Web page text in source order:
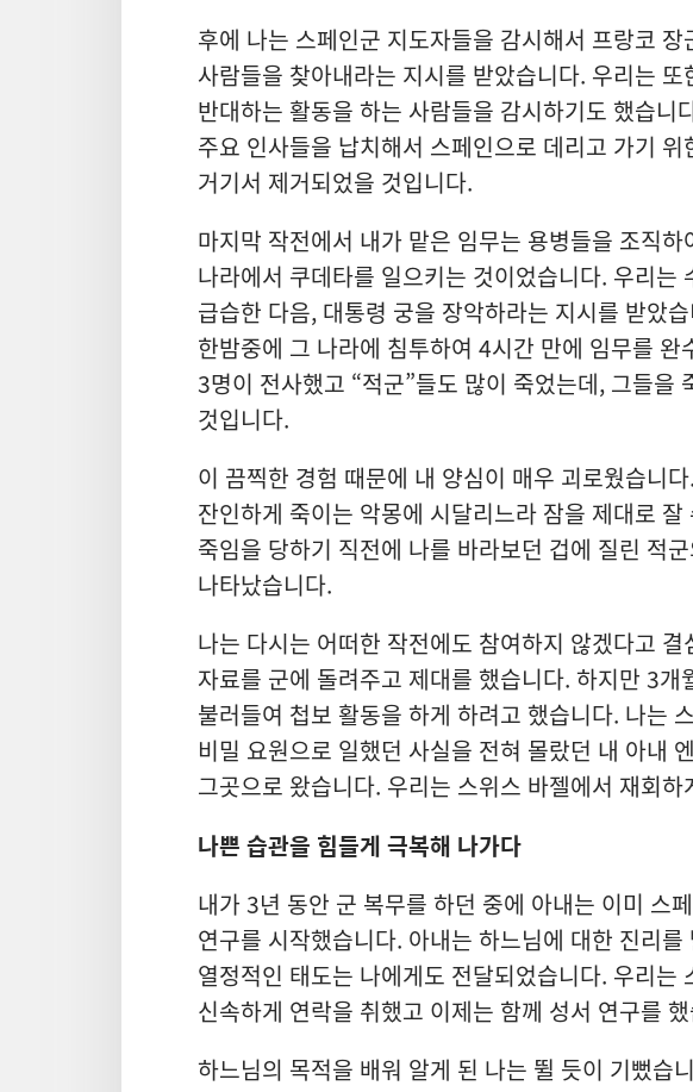
후에 나는 스페인군 지도자들을 감시해서 프랑코
사람들을 찾아내라는 지시를 받았습니다. 우리는
반대하는 활동을 하는 사람들을 감시하기도 했습니
주요 인사들을 납치해서 스페인으로 데리고 가기
거기서 제거되었을 것입니다.
마지막 작전에서 내가 맡은 임무는 용병들을 조직
나라에서 쿠데타를 일으키는 것이었습니다. 우리는
급습한 다음, 대통령 궁을 장악하라는 지시를 받았
한밤중에 그 나라에 침투하여 4시간 만에 임무를 완
3명이 전사했고 “적군”들도 많이 죽었는데, 그들을
것입니다.
이 끔찍한 경험 때문에 내 양심이 매우 괴로웠습니
잔인하게 죽이는 악몽에 시달리느라 잠을 제대로
죽임을 당하기 직전에 나를 바라보던 겁에 질린 적
나타났습니다.
나는 다시는 어떠한 작전에도 참여하지 않겠다고
자료를 군에 돌려주고 제대를 했습니다. 하지만 3개
불러들여 첩보 활동을 하게 하려고 했습니다. 나는
비밀 요원으로 일했던 사실을 전혀 몰랐던 내 아내
그곳으로 왔습니다. 우리는 스위스 바젤에서 재회하
나쁜 습관을 힘들게 극복해 나가다
내가 3년 동안 군 복무를 하던 중에 아내는 이미 스
연구를 시작했습니다. 아내는 하느님에 대한 진리
열정적인 태도는 나에게도 전달되었습니다. 우리는
신속하게 연락을 취했고 이제는 함께 성서 연구를
하느님의 목적을 배워 알게 된 나는 뛸 듯이 기뻤습